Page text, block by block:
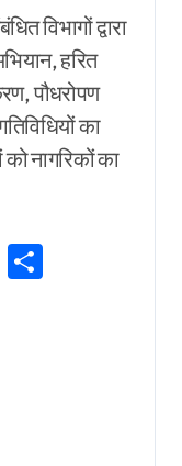
विभागों द्वारा
हरित
पौधरोपण
का
नागरिकों का
Messenger